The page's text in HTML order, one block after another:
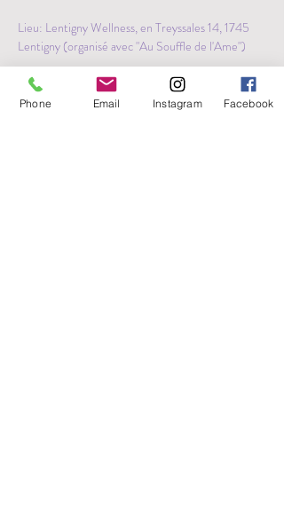
Lieu: Lentigny Wellness, en Treyssales 14, 1745
Lentigny (organisé avec "Au Souffle de l'Ame")
Matériel à apporter:
Une couverture, un coussin, un linge
Phone Email Instagram Facebook